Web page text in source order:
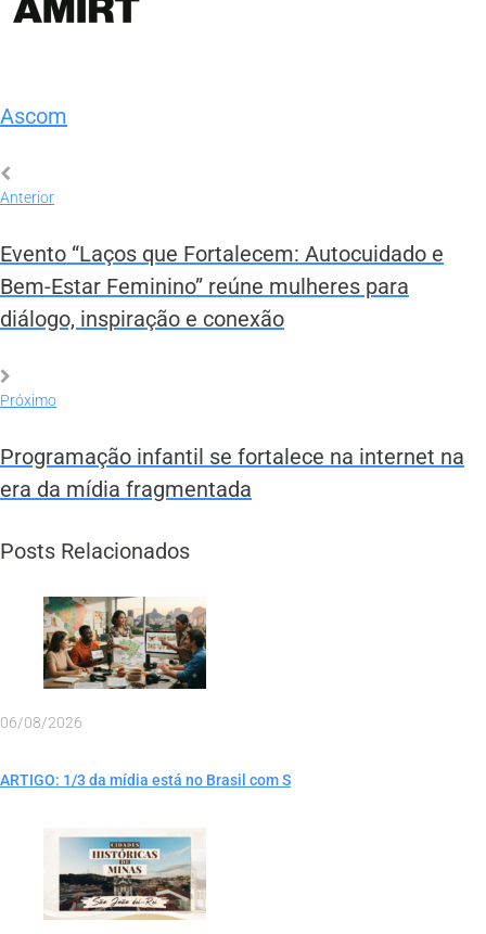
Ascom
Anterior
Evento “Laços que Fortalecem: Autocuidado e
Bem-Estar Feminino” reúne mulheres para
diálogo, inspiração e conexão
Próximo
Programação infantil se fortalece na internet na
era da mídia fragmentada
Posts Relacionados
06/08/2026
ARTIGO: 1/3 da mídia está no Brasil com S